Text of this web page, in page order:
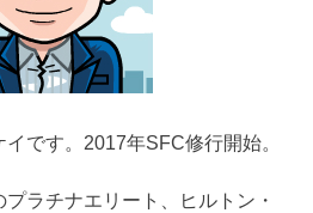
です。2017年SFC修行開始。
ラチナエリート、ヒルトン・